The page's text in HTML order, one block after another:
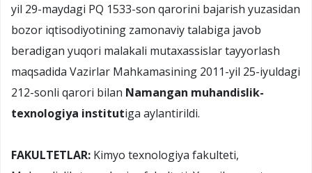
yil 29-maydagi PQ 1533-son qarorini bajarish yuzasidan
bozor iqtisodiyotining zamonaviy talabiga javob
beradigan yuqori malakali mutaxassislar tayyorlash
maqsadida Vazirlar Mahkamasining 2011-yil 25-iyuldagi
212-sonli qarori bilan Namangan muhandislik-
texnologiya institutiga aylantirildi.
FAKULTETLAR: Kimyo texnologiya fakulteti,